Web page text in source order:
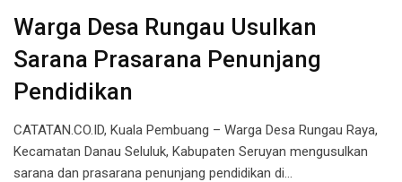
Warga Desa Rungau Usulkan
Sarana Prasarana Penunjang
Pendidikan
CATATAN.CO.ID, Kuala Pembuang – Warga Desa Rungau Raya,
Kecamatan Danau Seluluk, Kabupaten Seruyan mengusulkan
sarana dan prasarana penunjang pendidikan di…